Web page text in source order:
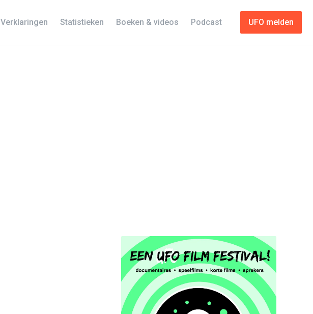
UFO melden
Verklaringen Statistieken Boeken & videos Podcast